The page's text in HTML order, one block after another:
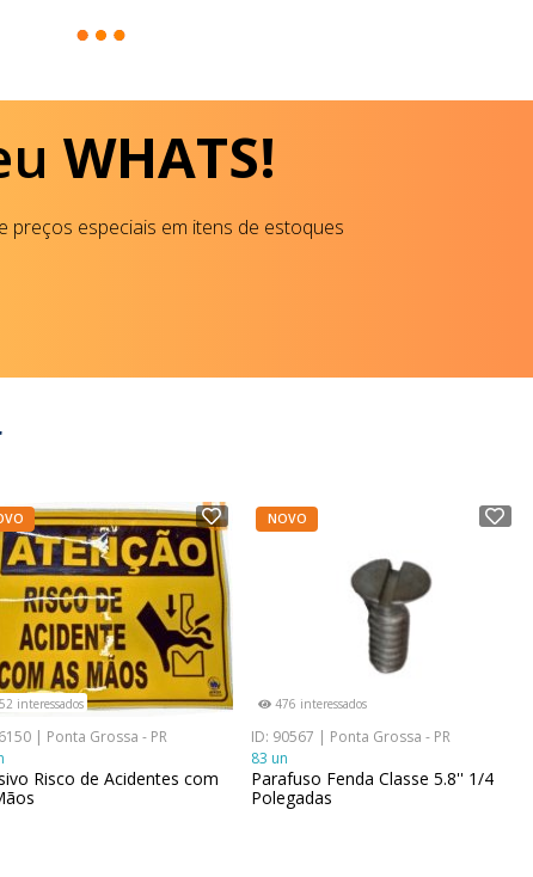
WHATS!
especiais em itens de estoques
interessados
| Ponta Grossa - PR
Risco de Acidentes com
NOVO
476 interessados
ID: 90567 | Ponta Grossa - PR
83 un
Parafuso Fenda Classe 5.8'' 1/4
Polegadas